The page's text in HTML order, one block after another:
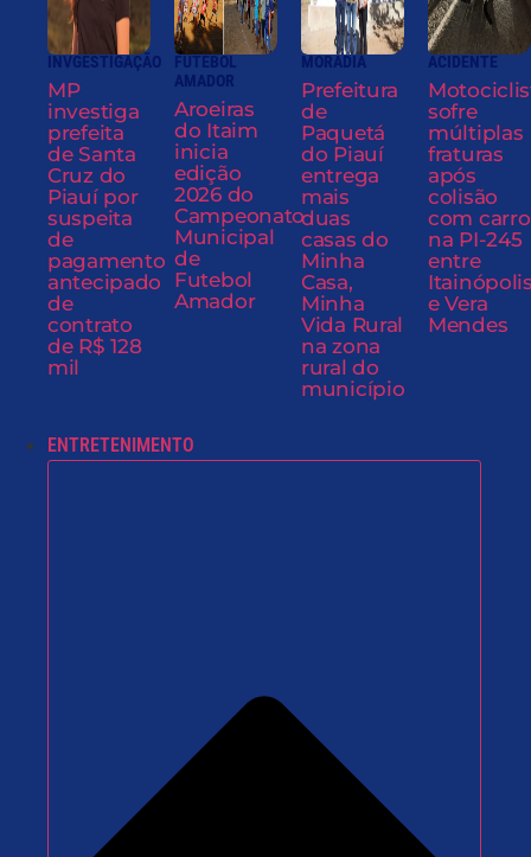
INVGESTIGAÇÃO
MP
investiga
prefeita
de Santa
Cruz do
Piauí por
suspeita
de
pagamento
antecipado
de
contrato
de R$ 128
mil
FUTEBOL
AMADOR
Aroeiras
do Itaim
inicia
edição
2026 do
Campeonato
Municipal
de
Futebol
Amador
MORADIA
Prefeitura
de
Paquetá
do Piauí
entrega
mais
duas
casas do
Minha
Casa,
Minha
Vida Rural
na zona
rural do
município
ACIDENTE
sofre
múltiplas
fraturas
após
colisão
com carro
na PI-245
entre
e Vera
Mendes
ENTRETENIMENTO